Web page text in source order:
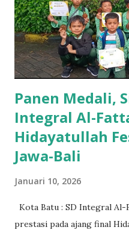
Panen Medali,
Integral Al-
Hidayatullah
Jawa-Bali
Januari 10, 2026
Kota Batu : SD Integral Al-
prestasi pada ajang final